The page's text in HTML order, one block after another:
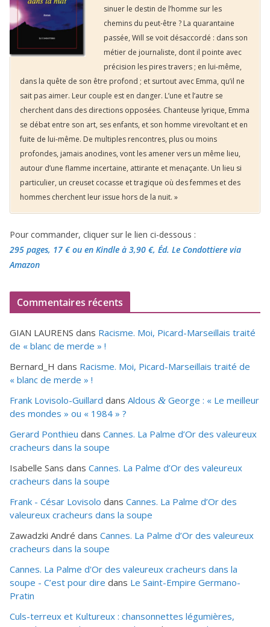
sinuer le destin de l’homme sur les
chemins du peut-être ? La quarantaine
passée, Will se voit désaccordé : dans son
métier de journaliste, dont il pointe avec
précision les pires travers ; en lui-même,
dans la quête de son être profond ; et surtout avec Emma, qu’il ne
sait pas aimer. Leur couple est en danger. L’une et l’autre se
cherchent dans des directions opposées. Chanteuse lyrique, Emma
se débat entre son art, ses enfants, et son homme virevoltant et en
fuite de lui-même. De multiples rencontres, plus ou moins
profondes, jamais anodines, vont les amener vers un même lieu,
autour d’une flamme incertaine, attirante et menaçante. Un lieu si
particulier, un creuset cocasse et tragique où des femmes et des
hommes cherchent leur issue hors de la nuit. »
Pour commander, cliquer sur le lien ci-dessous :
295 pages, 17 €ou en Kindle à 3,90 €, Éd. Le Condottiere via
Amazon
Commentaires récents
GIAN LAURENS dans Racisme. Moi, Picard-Marseillais traité
de « blanc de merde » !
Bernard_H dans Racisme. Moi, Picard-Marseillais traité de
« blanc de merde » !
Frank Lovisolo-Guillard dans Aldous & George : « Le meilleur
des mondes » ou « 1984 » ?
Gerard Ponthieu dans Cannes. La Palme d’Or des valeureux
cracheurs dans la soupe
Isabelle Sans dans Cannes. La Palme d’Or des valeureux
cracheurs dans la soupe
Frank - César Lovisolo dans Cannes. La Palme d’Or des
valeureux cracheurs dans la soupe
Zawadzki André dans Cannes. La Palme d’Or des valeureux
cracheurs dans la soupe
Cannes. La Palme d'Or des valeureux cracheurs dans la
soupe - C’est pour dire dans Le Saint-Empire Germano-
Pratin
Culs-terreux et Kultureux : chansonnettes légumières,